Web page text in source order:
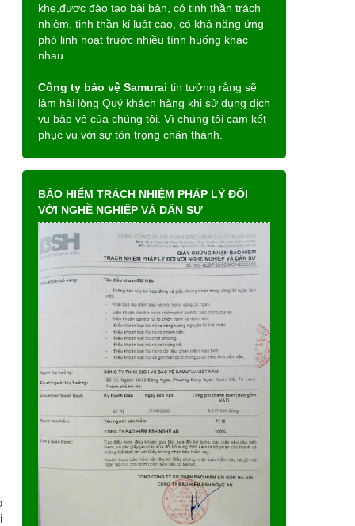
khe,được đào tạo bài bản, có tinh thần trách
nhiệm, tinh thần kỉ luật cao, có khả năng ứng
phó linh hoạt trước nhiều tình huống khác
nhau.
Công ty bảo vệ Samurai tin tưởng rằng sẽ
làm hài lòng Quý khách hàng khi sử dụng dịch
vụ bảo vệ của chúng tôi. Vì chúng tôi cam kết
phục vụ với sự tôn trọng chân thành.
BẢO HIỂM TRÁCH NHIỆM PHÁP LÝ ĐỐI
VỚI NGHỀ NGHIỆP VÀ DÂN SỰ